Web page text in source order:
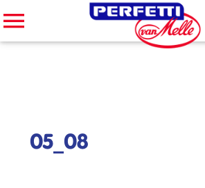
Cerca nel sito
05_08